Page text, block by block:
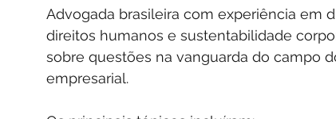
Advogada brasileira com experiência em
direitos humanos e sustentabilidade
sobre questões na vanguarda do campo
empresarial.